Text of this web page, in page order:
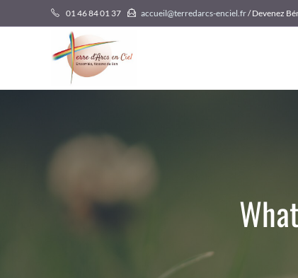
to
01 46 84 01 37 accueil@terredarcs-enciel.fr/ Devenez